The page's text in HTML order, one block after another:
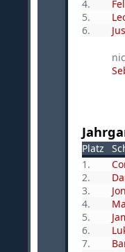
4.
5.
6.
Platz
1.
2.
3.
4.
5.
6.
7.